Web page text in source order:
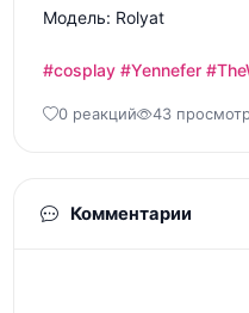
Модель: Rolyat
#cosplay #Yennefer
0 реакций 43
Комментарии